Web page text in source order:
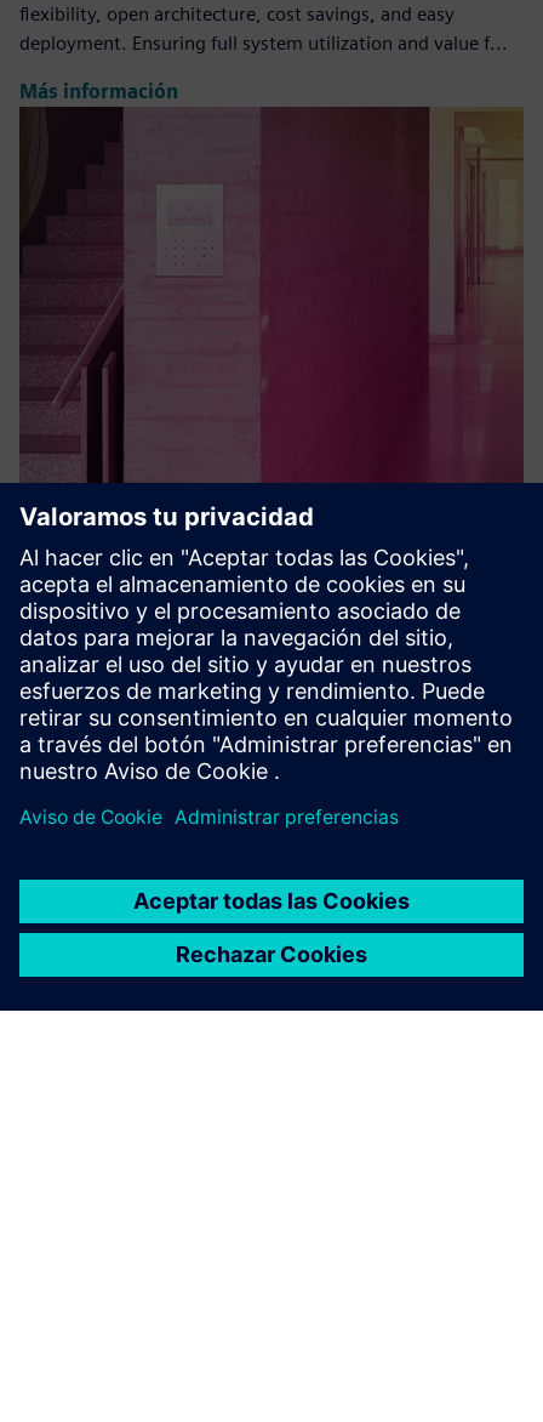
flexibility, open architecture, cost savings, and easy
deployment. Ensuring full system utilization and value f...
Más información
SPC intruder detection
acre security's SPC Intruder Detection System offers robust,
reliable security solutions. This powerful system safeguards
your business and assets with innovative alarm
management functionality. Trust acre to provide smart,
connec...
Más información